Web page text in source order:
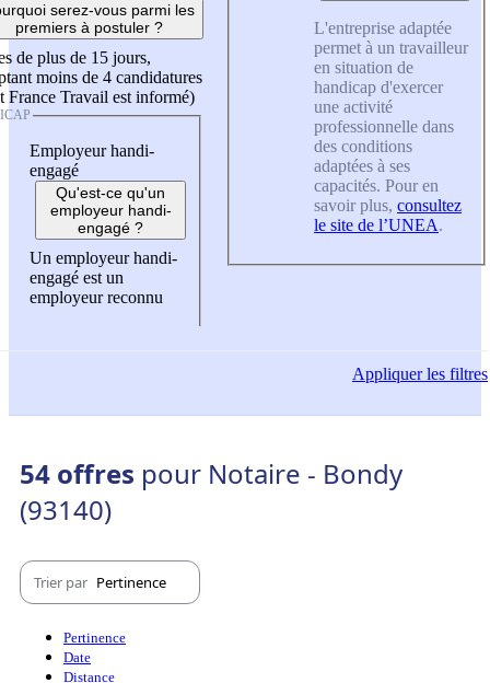
serez-vous parmi les
premiers à postuler ?
de plus de 15 jours,
moins de 4 candidatures
France Travail est informé)
Employeur handi-
engagé
Qu'est-ce qu'un
employeur handi-
engagé ?
Un employeur handi-
engagé est un
employeur reconnu
L'entreprise adaptée
permet à un travailleur
en situation de
handicap d'exercer
une activité
professionnelle dans
des conditions
adaptées à ses
capacités. Pour en
savoir plus, consultez
le site de l’UNEA.
Appliquerles filtres
54 offres pour Notaire - Bondy
(93140)
Trier par Pertinence
Pertinence
Date
Distance